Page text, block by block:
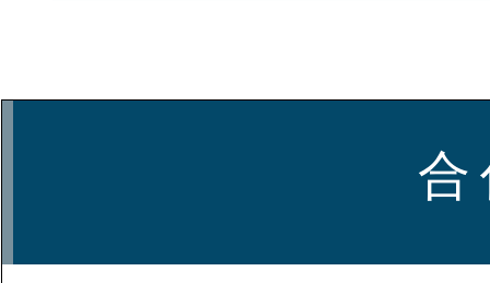
合